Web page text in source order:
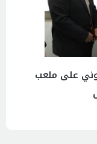
على ملعب